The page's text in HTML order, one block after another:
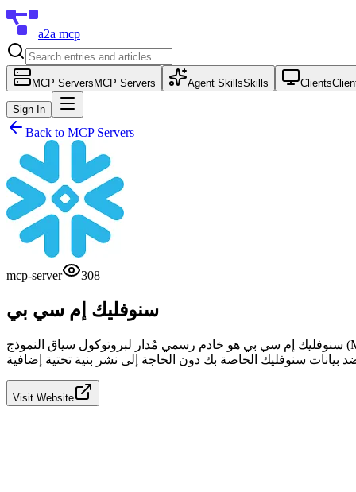
a2a mcp
MCP Servers MCP Servers Agent SkillsSkills Clients
Sign In
Back to MCP Servers
mcp-server 308
سنوفليك إم سي بي
سنوفليك إم سي بي هو خادم رسمي مُدار لبروتوكول سياق النموذج (Model Context Protocol) يتيح للوكلاء الذكاء الاصطناعي اكتشاف واستدعاء أدوات مثل كورتكس أناليست وكورتكس سيرش وكورتكس
Visit Website